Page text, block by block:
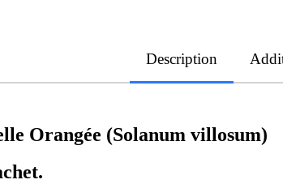
Description
Orangée (Solanum villosum)